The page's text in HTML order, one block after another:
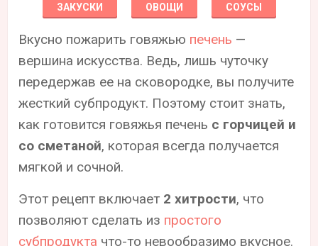
ЗАКУСКИ ОВОЩИ СОУСЫ
Вкусно пожарить говяжью печень —
вершина искусства. Ведь, лишь чуточку
передержав ее на сковородке, вы получите
жесткий субпродукт. Поэтому стоит знать,
как готовится говяжья печень с горчицей и
со сметаной, которая всегда получается
мягкой и сочной.
Этот рецепт включает 2 хитрости, что
позволяют сделать из простого
субпродукта что-то невообразимо вкусное.